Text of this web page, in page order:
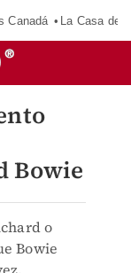
Canadá La Casa de
Bowie
o
Bowie